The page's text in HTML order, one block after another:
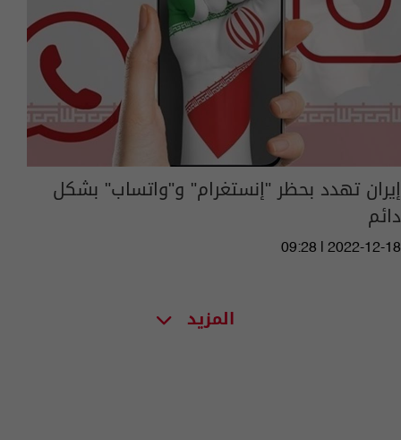
إيران تهدد بحظر "إنستغرام" و"واتساب" بشكل
دائم
09:28 | 2022-12-18
المزيد